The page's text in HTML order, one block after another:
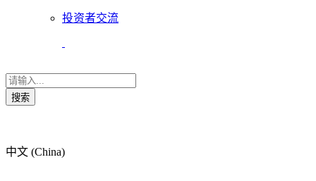
投资者交流
搜索
中文 (China)